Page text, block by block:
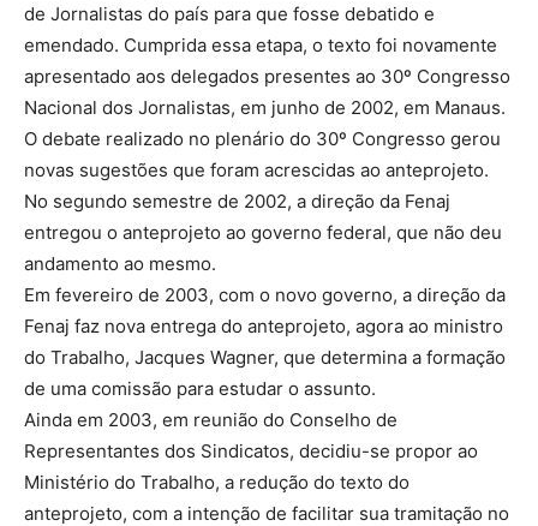
de Jornalistas do país para que fosse debatido e
emendado. Cumprida essa etapa, o texto foi novamente
apresentado aos delegados presentes ao 30º Congresso
Nacional dos Jornalistas, em junho de 2002, em Manaus.
O debate realizado no plenário do 30º Congresso gerou
novas sugestões que foram acrescidas ao anteprojeto.
No segundo semestre de 2002, a direção da Fenaj
entregou o anteprojeto ao governo federal, que não deu
andamento ao mesmo.
Em fevereiro de 2003, com o novo governo, a direção da
Fenaj faz nova entrega do anteprojeto, agora ao ministro
do Trabalho, Jacques Wagner, que determina a formação
de uma comissão para estudar o assunto.
Ainda em 2003, em reunião do Conselho de
Representantes dos Sindicatos, decidiu-se propor ao
Ministério do Trabalho, a redução do texto do
anteprojeto, com a intenção de facilitar sua tramitação no